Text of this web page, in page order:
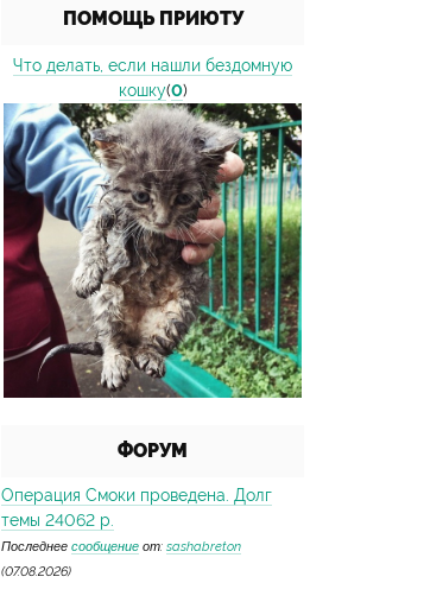
ПОМОЩЬ ПРИЮТУ
Что делать, если нашли бездомную
кошку(0)
ФОРУМ
Операция Смоки проведена. Долг
темы 24062 р.
Последнее сообщение от: sashabreton
(07.08.2026)